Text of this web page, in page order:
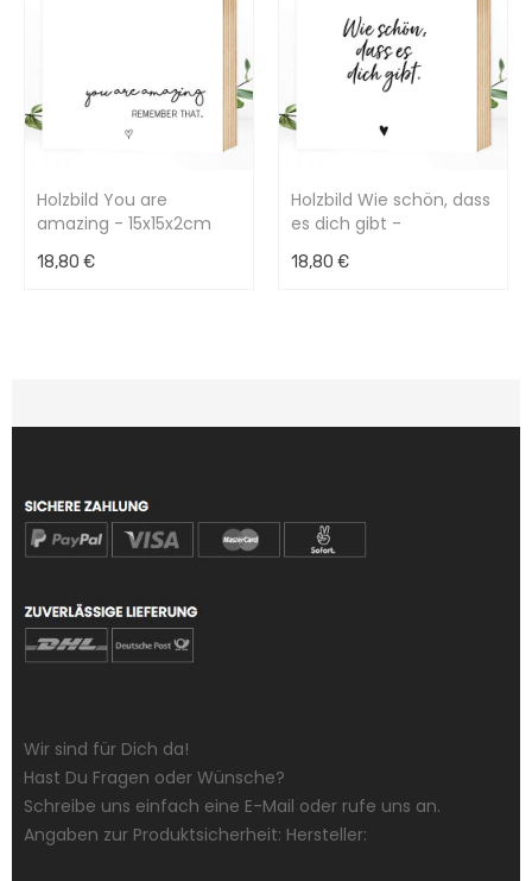
Holzbild You are
amazing - 15x15x2cm
18,80 €
Holzbild Wie schön, dass
es dich gibt -
15x15x2cm
18,80 €
Wir sind für Dich da!
Hast Du Fragen oder Wünsche?
Schreibe uns einfach eine E-Mail oder rufe uns an.
Angaben zur Produktsicherheit: Hersteller: